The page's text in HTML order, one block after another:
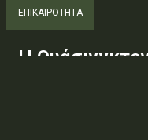
ΕΠΙΚΑΙΡΟΤΗΤΑ
Η